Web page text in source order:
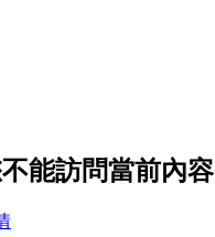
能訪問當前內容